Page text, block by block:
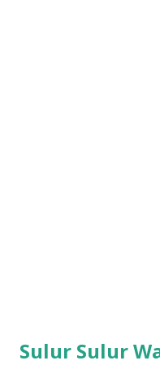
Sulur Sulur